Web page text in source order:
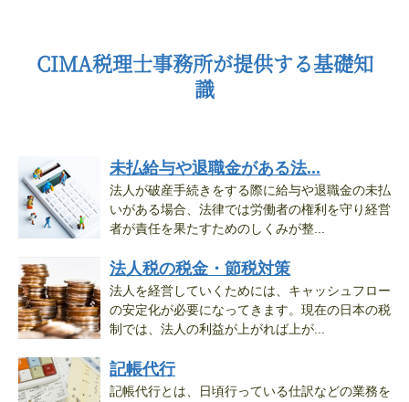
CIMA税理士事務所が提供する基礎知
識
未払給与や退職金がある法...
法人が破産手続きをする際に給与や退職金の未払
いがある場合、法律では労働者の権利を守り経営
者が責任を果たすためのしくみが整...
法人税の税金・節税対策
法人を経営していくためには、キャッシュフロー
の安定化が必要になってきます。現在の日本の税
制では、法人の利益が上がれば上が...
記帳代行
記帳代行とは、日頃行っている仕訳などの業務を